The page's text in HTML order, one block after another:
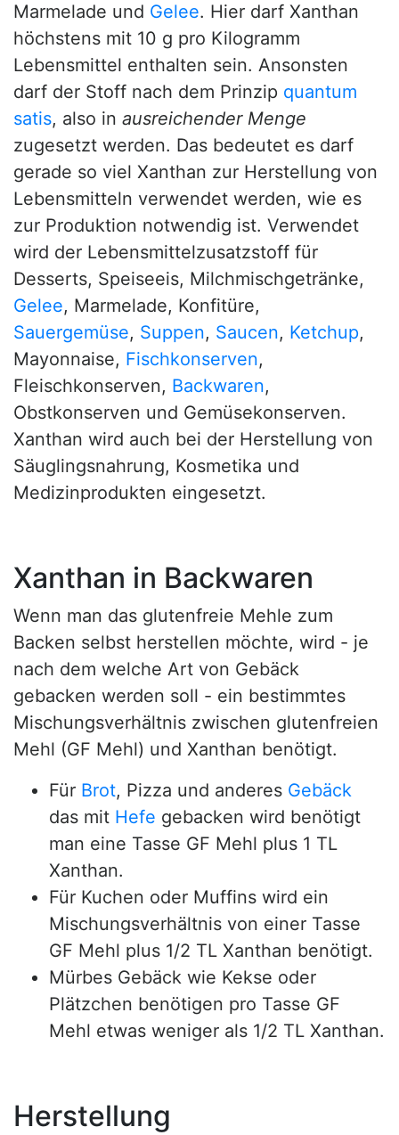
Marmelade und Gelee. Hier darf Xanthan
höchstens mit 10 g pro Kilogramm
Lebensmittel enthalten sein. Ansonsten
darf der Stoff nach dem Prinzip quantum
satis, also in ausreichender Menge
zugesetzt werden. Das bedeutet es darf
gerade so viel Xanthan zur Herstellung von
Lebensmitteln verwendet werden, wie es
zur Produktion notwendig ist. Verwendet
wird der Lebensmittelzusatzstoff für
Desserts, Speiseeis, Milchmischgetränke,
Gelee, Marmelade, Konfitüre,
Sauergemüse, Suppen, Saucen, Ketchup,
Mayonnaise, Fischkonserven,
Fleischkonserven, Backwaren,
Obstkonserven und Gemüsekonserven.
Xanthan wird auch bei der Herstellung von
Säuglingsnahrung, Kosmetika und
Medizinprodukten eingesetzt.
Xanthan in Backwaren
Wenn man das glutenfreie Mehle zum
Backen selbst herstellen möchte, wird - je
nach dem welche Art von Gebäck
gebacken werden soll - ein bestimmtes
Mischungsverhältnis zwischen glutenfreien
Mehl (GF Mehl) und Xanthan benötigt.
Für Brot, Pizza und anderes Gebäck
das mit Hefe gebacken wird benötigt
man eine Tasse GF Mehl plus 1 TL
Xanthan.
Für Kuchen oder Muffins wird ein
Mischungsverhältnis von einer Tasse
GF Mehl plus 1/2 TL Xanthan benötigt.
Mürbes Gebäck wie Kekse oder
Plätzchen benötigen pro Tasse GF
Mehl etwas weniger als 1/2 TL Xanthan.
Herstellung